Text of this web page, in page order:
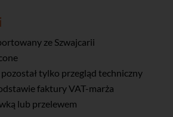
ze Szwajcarii
tylko przegląd techniczny
faktury VAT-marża
lub przelewem